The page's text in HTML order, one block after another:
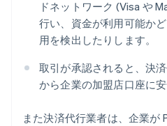
ドネットワーク (Visa や
行い、資金が利用可能か
用を検出したりします。
取引が承認されると、決
から企業の加盟店口座に安
また決済代行業者は、企業が